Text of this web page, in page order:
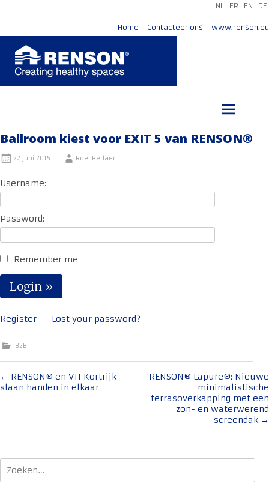
NL FR EN DE
Home Contacteer ons www.renson.eu
Ballroom kiest voor EXIT 5 van RENSON®
22 juni 2015 Roel Berlaen
Username:
Password:
Remember me
Register Lost your password?
B2B
Bericht
navigatie
← RENSON® en VTI Kortrijk
slaan handen in elkaar
RENSON® Lapure®: Nieuwe
minimalistische
terrasoverkapping met een
zon- en waterwerend
screendak →
Zoeken
naar: